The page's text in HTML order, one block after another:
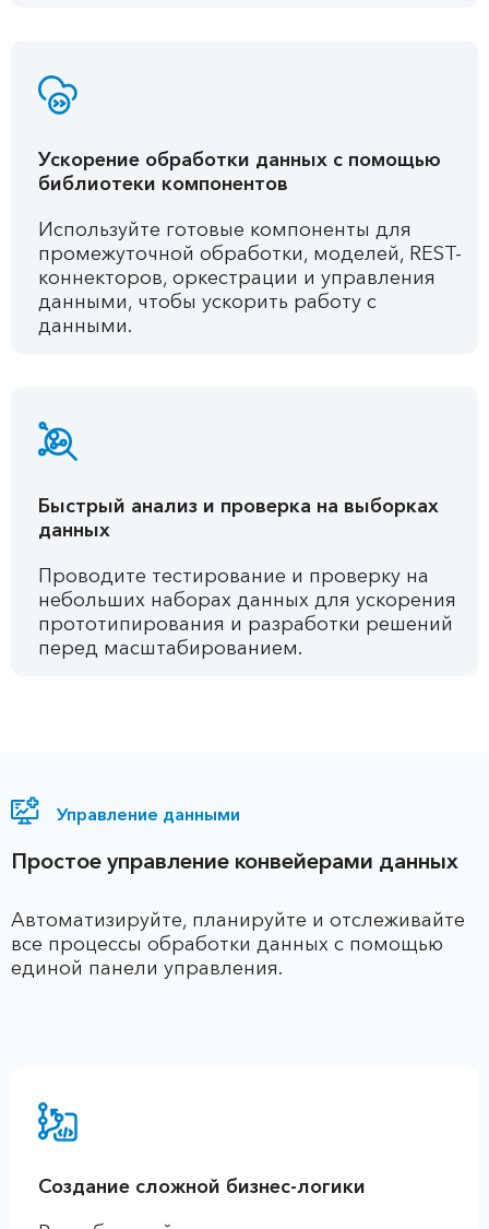
Ускорение обработки данных с помощью
библиотеки компонентов
Используйте готовые компоненты для
промежуточной обработки, моделей, REST-
коннекторов, оркестрации и управления
данными, чтобы ускорить работу с
данными.
Быстрый анализ и проверка на выборках
данных
Проводите тестирование и проверку на
небольших наборах данных для ускорения
прототипирования и разработки решений
перед масштабированием.
Управление данными
Простое управление конвейерами данных
Автоматизируйте, планируйте и отслеживайте
все процессы обработки данных с помощью
единой панели управления.
Создание сложной бизнес-логики